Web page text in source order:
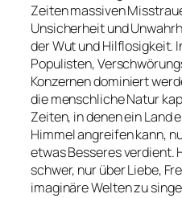
Zeiten massiven
Unsicherheit und
der Wut und Hilflosigkeit.
Populisten,
Konzernen dominiert
die menschliche Natur
Zeiten, in denen ein Land
Himmel angreifen kann,
etwas Besseres verdient.
schwer, nur über Liebe,
imaginäre Welten zu